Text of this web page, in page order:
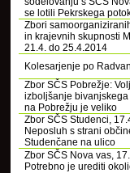
se lotili Pekrskega
Zbori
in krajevnih skupnosti
21.4. do 25.4.2014
Kolesarjenje po
Zbor SČS Pobrežje:
izboljšanje
na Pobrežju je veliko
Zbor SČS Studenci,
Neposluh s strani
Studenčane na ulico
Zbor SČS Nova vas,
Potrebno je urediti